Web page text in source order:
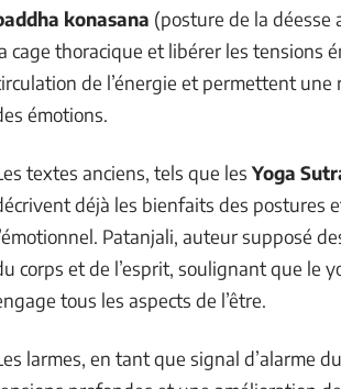
konasana (posture de la
cage thoracique et libérer les tensions
de l’énergie et permettent
émotions.
textes anciens, tels que lesYoga
déjà les bienfaits des postures
Patanjali, auteur supposé
corps et de l’esprit, soulignant que le
tous les aspects de l’être.
larmes, en tant que signal d’alarme